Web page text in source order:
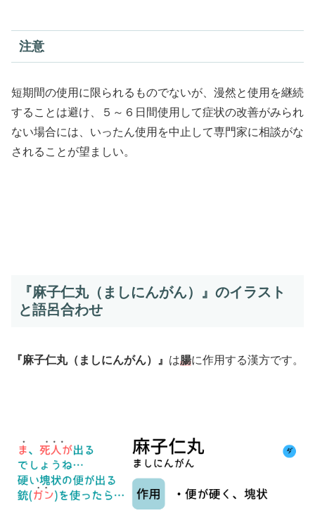
注意
短期間の使用に限られるものでないが、漫然と使用を継続
することは避け、５～６日間使用して症状の改善がみられ
ない場合には、いったん使用を中止して専門家に相談がな
されることが望ましい。
『麻子仁丸（ましにんがん）』のイラスト
と語呂合わせ
『麻子仁丸（ましにんがん）』 は腸に作用する漢方です。